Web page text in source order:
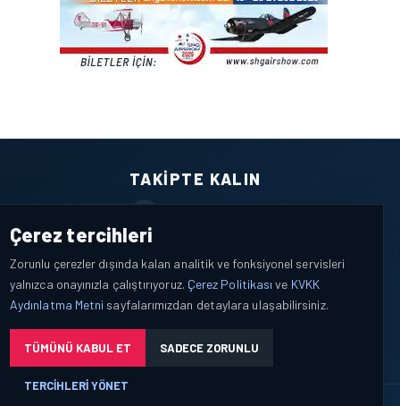
TAKIPTE KALIN
YouTube
Çerez tercihleri
Zorunlu çerezler dışında kalan analitik ve fonksiyonel servisleri
yalnızca onayınızla çalıştırıyoruz. Çerez Politikası ve KVKK
Aydınlatma Metni sayfalarımızdan detaylara ulaşabilirsiniz.
TÜMÜNÜ KABUL ET SADECE ZORUNLU
TERCIHLERI YÖNET